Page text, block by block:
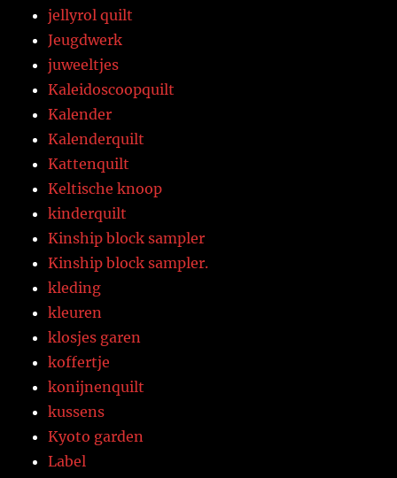
jellyrol quilt
Jeugdwerk
juweeltjes
Kaleidoscoopquilt
Kalender
Kalenderquilt
Kattenquilt
Keltische knoop
kinderquilt
Kinship block sampler
Kinship block sampler.
kleding
kleuren
klosjes garen
koffertje
konijnenquilt
kussens
Kyoto garden
Label